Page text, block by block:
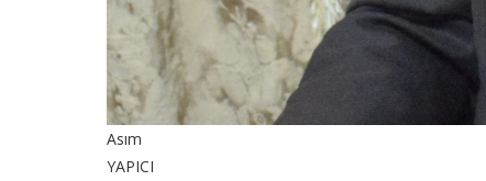
Asım
YAPICI